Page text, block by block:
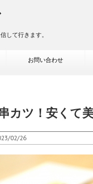
して行きます。
お問い合わせ
カツ！安くて
02/26